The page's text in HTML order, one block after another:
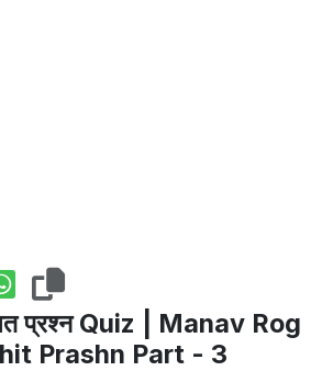
प्रश्न Quiz | Manav Rog
Prashn Part - 3